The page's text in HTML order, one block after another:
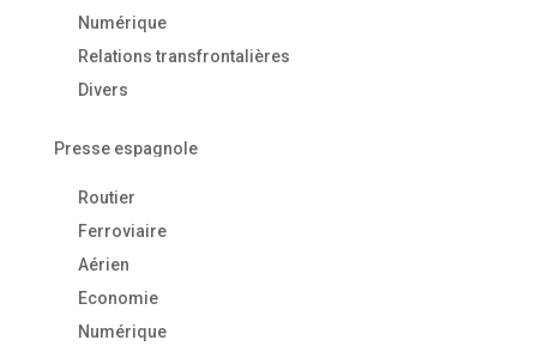
Numérique
Relations transfrontalières
Divers
Presse espagnole
Routier
Ferroviaire
Aérien
Economie
Numérique